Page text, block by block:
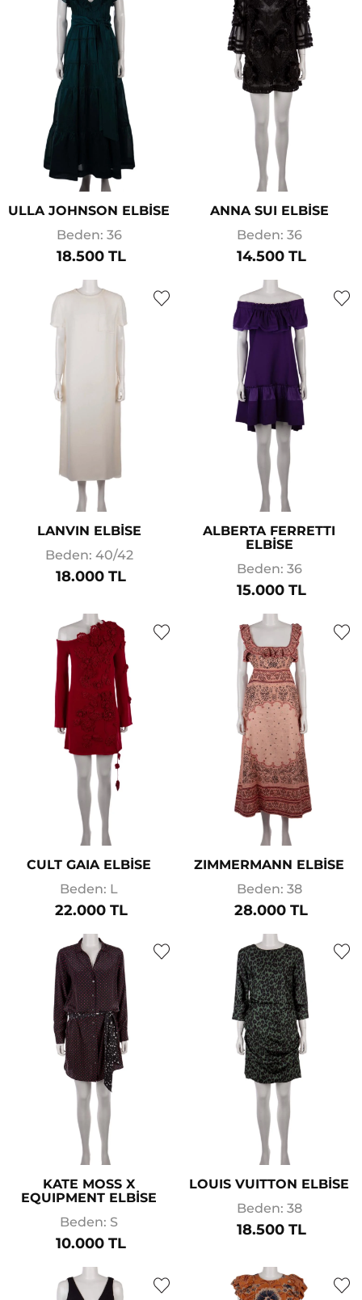
ULLA JOHNSON ELBİSE
Beden: 36
18.500 TL
ANNA SUI ELBİSE
Beden: 36
14.500 TL
LANVIN ELBİSE
Beden: 40/42
18.000 TL
ALBERTA FERRETTI
ELBİSE
Beden: 36
15.000 TL
CULT GAIA ELBİSE
Beden: L
22.000 TL
ZIMMERMANN ELBİSE
Beden: 38
28.000 TL
KATE MOSS X
EQUIPMENT ELBİSE
Beden: S
10.000 TL
LOUIS VUITTON ELBİSE
Beden: 38
18.500 TL